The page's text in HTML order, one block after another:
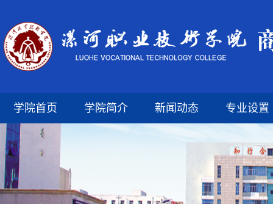
学院首页 学院简介 新闻动态 专业设置